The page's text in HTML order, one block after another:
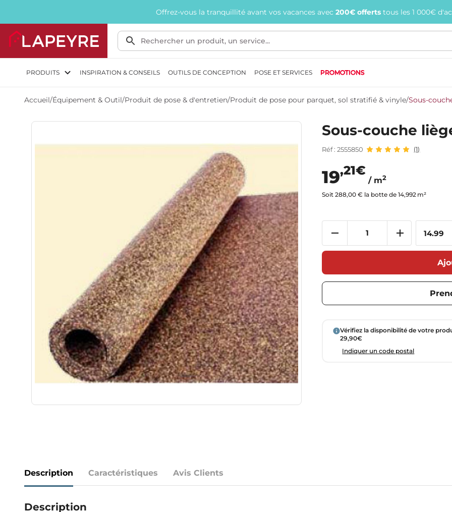
Offrez-vous la tranquillité avant vos vacances avec 200€ offerts tous les 1 000€
PRODUITS INSPIRATION & CONSEILS OUTILS DE CONCEPTION POSE ET SERVICES PROMOTIONS
Accueil/Équipement & Outil/Produit de pose & d'entretien/Produit de pose pour parquet, sol stratifié & vinyle/Sous-
Sous-couche
Réf : 2555850 (1)
19,21€
/ m2
Soit 288,00 € la botte de 14,992 m²
Vérifiez la disponibilité de votre
29,90€
Indiquer un code postal
Description Caractéristiques Avis Clients
Description